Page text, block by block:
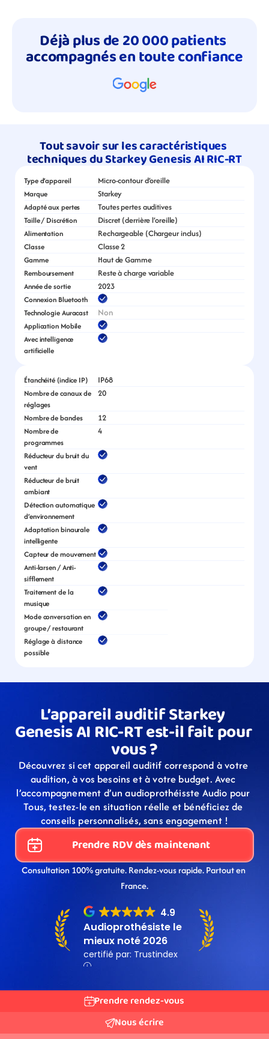
Déjà plus de 20 000 patients
accompagnés en toute confiance
Tout savoir sur les caractéristiques
techniques du Starkey Genesis AI RIC-RT
Type d’appareil Micro-contour d’oreille
Marque Starkey
Adapté aux pertes Toutes pertes auditives
Taille / Discrétion Discret (derrière l’oreille)
Alimentation Rechargeable (Chargeur inclus)
Classe Classe 2
Gamme Haut de Gamme
Remboursement Reste à charge variable
Année de sortie 2023
Connexion Bluetooth
Technologie Auracast
Non
Application Mobile
Avec intelligence
artificielle
Étanchéité (indice IP) IP68
Nombre de canaux de
réglages
20
Nombre de bandes 12
Nombre de
programmes
4
Réducteur du bruit du
vent
Réducteur de bruit
ambiant
Détection automatique
d’environnement
Adaptation binaurale
intelligente
Capteur de mouvement
Anti-larsen / Anti-
sifflement
Traitement de la
musique
Mode conversation en
groupe / restaurant
Réglage à distance
possible
L’appareil auditif Starkey
Genesis AI RIC-RT est-il fait pour
vous ?
Découvrez si cet appareil auditif correspond à votre
audition, à vos besoins et à votre budget. Avec
l’accompagnement d’un audioprothéisste Audio pour
Tous, testez-le en situation réelle et bénéficiez de
conseils personnalisés, sans engagement !
Prendre RDV dès maintenant
Consultation 100% gratuite. Rendez-vous rapide. Partout en
France.
Prendre rendez-vous
Nous écrire